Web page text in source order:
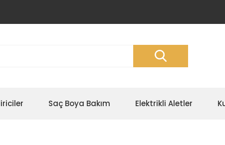
Saç Boya Bakım Elektrikli Aletler